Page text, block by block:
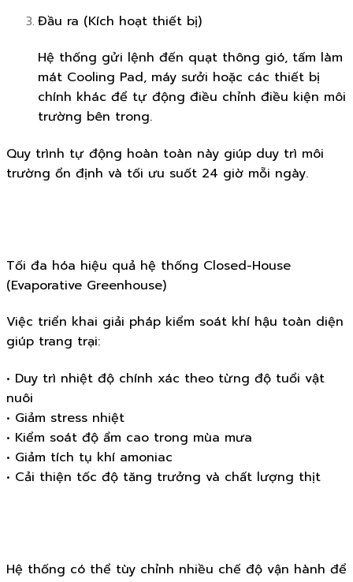
Đầu ra (Kích hoạt thiết bị)
Hệ thống gửi lệnh đến quạt thông gió, tấm làm
mát Cooling Pad, máy sưởi hoặc các thiết bị
chính khác để tự động điều chỉnh điều kiện môi
trường bên trong.
Quy trình tự động hoàn toàn này giúp duy trì môi
trường ổn định và tối ưu suốt 24 giờ mỗi ngày.
Tối đa hóa hiệu quả hệ thống Closed-House
(Evaporative Greenhouse)
Việc triển khai giải pháp kiểm soát khí hậu toàn diện
giúp trang trại:
• Duy trì nhiệt độ chính xác theo từng độ tuổi vật
nuôi
• Giảm stress nhiệt
• Kiểm soát độ ẩm cao trong mùa mưa
• Giảm tích tụ khí amoniac
• Cải thiện tốc độ tăng trưởng và chất lượng thịt
Hệ thống có thể tùy chỉnh nhiều chế độ vận hành để